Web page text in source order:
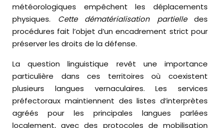
météorologiques empêchent les déplacements
physiques. Cette dématérialisation partielledes
procédures fait l’objet d’un encadrement strict pour
préserver les droits de la défense.
La question linguistique revêt une importance
particulière dans ces territoires où coexistent
plusieurs langues vernaculaires. Les services
préfectoraux maintiennent des listes d’interprètes
agréés pour les principales langues parlées
localement, avec des protocoles de mobilisation